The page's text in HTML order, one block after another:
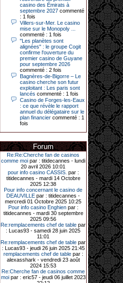
Dimanche 12 avril 2026, cette date
restera gravée dans la mémoire de
ce joueur du casino de Saint-Quay-
Portrieux (Côtes-d’Armor).
Ce quinquagénaire, habitant Plouha
mais souhaitant garder l’anonymat,
a eu l’énorme surprise de décrocher
un jackpot record de 82 426 €.
Le plus gros gain gagné depuis plus
de 20 ans dans l’établissement.
31-03-2026|
Série de jackpots au casino JOA de
Gujan-Mestras : ce mois de mars a
été fructueux pour quelques
joueurs. D’abord avec 44 207 euros
une machine à sous pour une mise
initiale de 5,28 €. Puis quelques
jours plus tard, le vendredi 27 mars,
un joueur a décroché 12 086 euros
sur une autre machine à sous.
Enfin, troisième et dernier jackpot,
record cette fois-ci, le samedi 28
mars dernier. Quelque 111 322
euros ont été remportés sur la table
d’Ultimate Texas Hold’em Poker,
grâce à une mise de 5 euros sur la
case bonus et une quinte flush
royale. Ces gains ont été annoncés
dans un communiqué diffusé par le
casino ce lundi 30 mars en soirée.
11-01-2026|
Dimanche 11 janvier, en soirée, une
cliente retraitée de 78 ans, habitant
Trémuson, a eu l’énorme surprise
casino des Émirats à
septembre 2027 commenté
: 1 fois
Villers-sur-Mer. Le casino
mise sur le Monopoly ...
commenté : 1 fois
"Les planètes sont
alignées" : le groupe Cogit
confirme l'ouverture du
premier casino de Guyane
pour septembre 2026
commenté : 2 fois
Bagnères-de-Bigorre – Le
casino cherche son futur
exploitant : Les paris sont
lancés commenté : 1 fois
Casino de Forges-les-Eaux
: ce que révèle le rapport
annuel du délégataire sur le
plan financier commenté : 1
fois
Forum
Re:Re:Cherche fan de casinos
comme moi par : titidecannes - lundi
20 avril 2026 10:01
pour info casino CASSIS. par :
titidecannes - mardi 14 Octobre
2025 12:38
Pour info concernant le casino de
DEAUVILLE par : titidecannes -
mercredi 01 Octobre 2025 10:25
Pour info casino Enghienpar :
titidecannes - mardi 30 septembre
2025 09:56
Re:remplacements chef de table par
: Lucas93 - samedi 28 juin 2025
11:01
Re:remplacements chef de table par
: Lucas93 - jeudi 26 juin 2025 21:45
remplacements chef de tablepar :
alexasshark - vendredi 23 août
2024 15:53
Re:Cherche fan de casinos comme
moipar : eric57 - jeudi 06 juillet 2023